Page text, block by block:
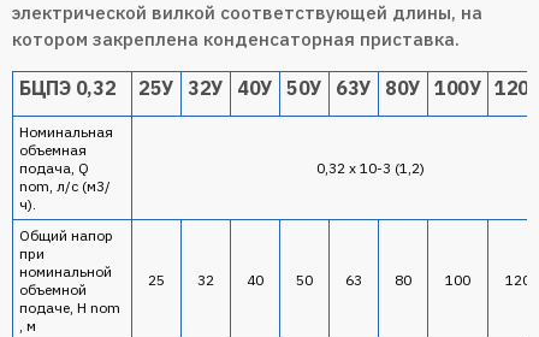
электрической вилкой соответствующей длины, на
котором закреплена конденсаторная приставка.
БЦПЭ 0,32 25У 32У 40У 50У 63У 80У 100У
Номинальная
объемная
подача, Q
nom, л/с (м3/
ч).
0,32 х 10-3 (1,2)
Общий напор
при
номинальной
объемной
подаче, H nom
, м
25 32 40 50 63 80 100 120